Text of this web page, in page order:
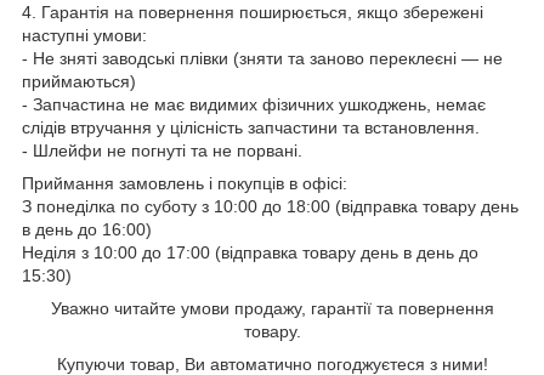
4. Гарантія на повернення поширюється, якщо збережені
наступні умови:
- Не зняті заводські плівки (зняти та заново переклеєні — не
приймаються)
- Запчастина не має видимих фізичних ушкоджень, немає
слідів втручання у цілісність запчастини та встановлення.
- Шлейфи не погнуті та не порвані.
Приймання замовлень і покупців в офісі:
З понеділка по суботу з 10:00 до 18:00 (відправка товару день
в день до 16:00)
Неділя з 10:00 до 17:00 (відправка товару день в день до
15:30)
Уважно читайте умови продажу, гарантії та повернення
товару.
Купуючи товар, Ви автоматично погоджуєтеся з ними!